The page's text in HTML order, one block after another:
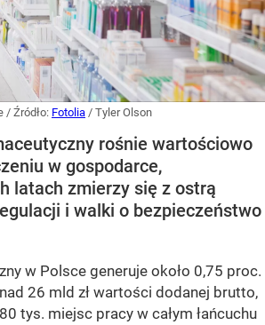
/ Źródło: Fotolia / Tyler Olson
rośnie wartościowo
w gospodarce,
latach zmierzy się z ostrą
i walki o bezpieczeństwo
w Polsce generuje około 0,75 proc.
26 mld zł wartości dodanej brutto,
tys. miejsc pracy w całym łańcuchu